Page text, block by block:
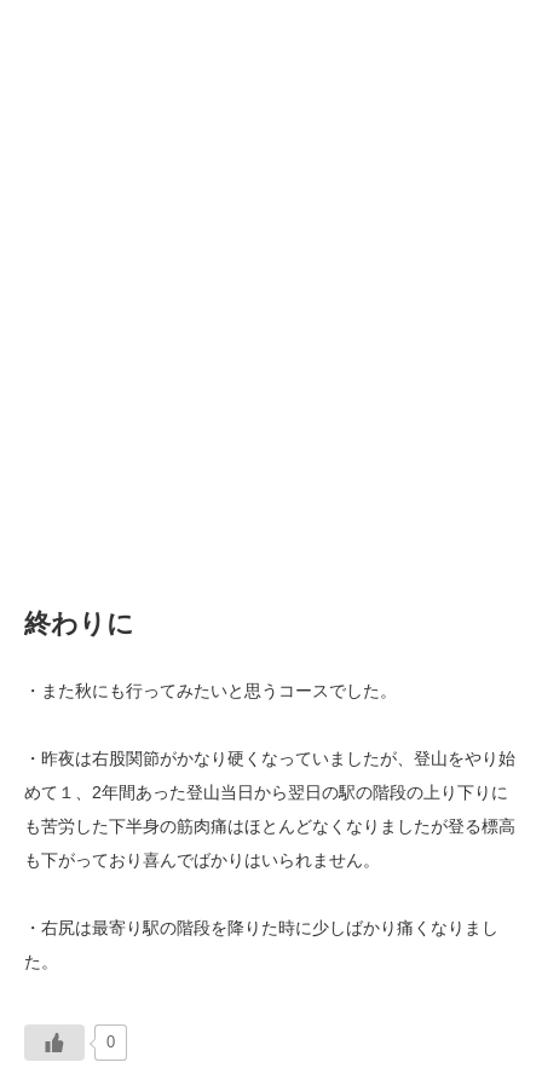
終わりに
・また秋にも行ってみたいと思うコースでした。
・昨夜は右股関節がかなり硬くなっていましたが、登山をやり始
めて１、2年間あった登山当日から翌日の駅の階段の上り下りに
も苦労した下半身の筋肉痛はほとんどなくなりましたが登る標高
も下がっており喜んでばかりはいられません。
・右尻は最寄り駅の階段を降りた時に少しばかり痛くなりまし
た。
0